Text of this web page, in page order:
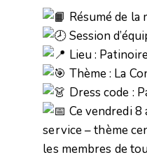
Résumé de la
Session
Lieu :
Thème : La
Dress code :
Ce vendredi
service – thème
les membres de